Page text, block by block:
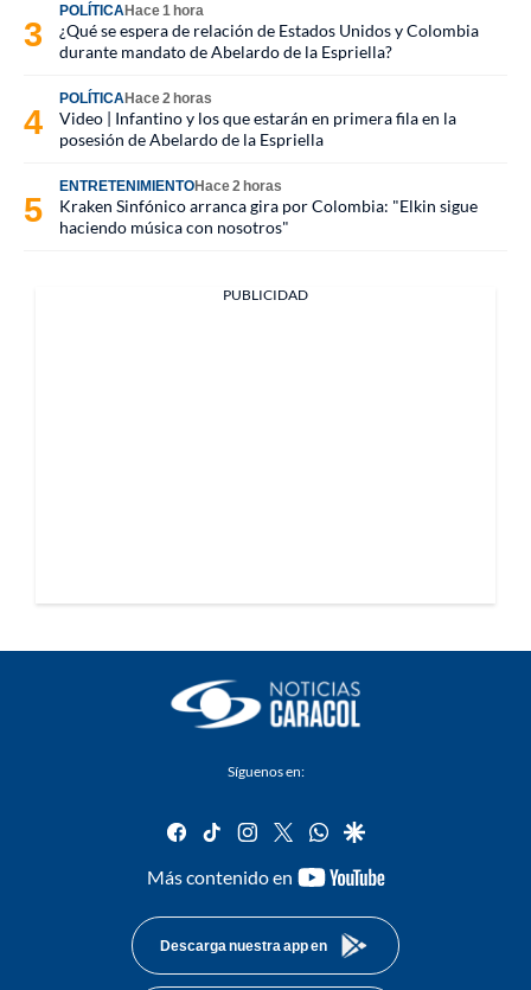
POLÍTICAHace 1 hora
¿Qué se espera de relación de Estados Unidos y Colombia
durante mandato de Abelardo de la Espriella?
POLÍTICAHace 2 horas
Video | Infantino y los que estarán en primera fila en la
posesión de Abelardo de la Espriella
ENTRETENIMIENTOHace 2 horas
Kraken Sinfónico arranca gira por Colombia: "Elkin sigue
haciendo música con nosotros"
PUBLICIDAD
Síguenos en:
facebook
tiktok instagram
twitterwhatsapp
google
Más contenido en
youtube-
Descarga nuestra app en